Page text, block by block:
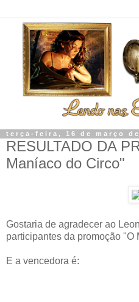
terça-feira, 16 de março de
RESULTADO DA
Maníaco do Circo"
Gostaria de agradecer ao
participantes da promoção "O
E a vencedora é: